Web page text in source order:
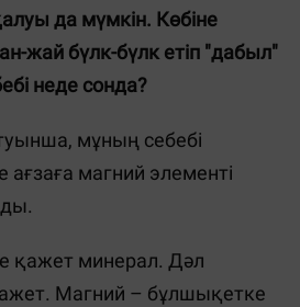
да мүмкін. Көбіне
жай бүлк-бүлк етіп "дабыл"
неде сонда?
мұның себебі
магний элементі
қажет минерал. Дәл
Магний – бұлшықетке